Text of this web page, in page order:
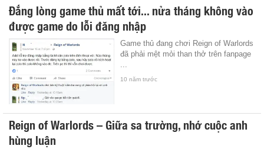
Đắng lòng game thủ mất tới... nửa tháng không vào
được game do lỗi đăng nhập
Game thủ đang chơi Reign of Warlords
đã phải mệt mỏi than thở trên fanpage
10 năm trước
Reign of Warlords – Giữa sa trường, nhớ cuộc anh
hùng luận